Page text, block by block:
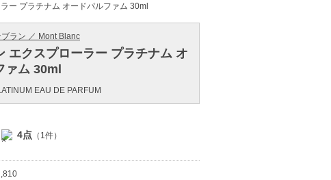
ー プラチナム オードパルファム 30ml
ブラン ／ Mont Blanc
エクスプローラー プラチナム オ
ァム 30ml
EAU DE PARFUM
4点 （1件）